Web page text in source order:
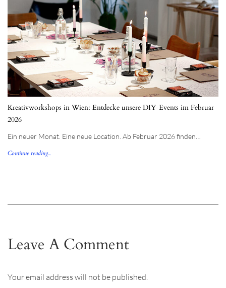
Kreativworkshops in Wien: Entdecke unsere DIY-Events im Februar
2026
Ein neuer Monat. Eine neue Location. Ab Februar 2026 finden…
Continue reading...
Leave A Comment
Your email address will not be published.